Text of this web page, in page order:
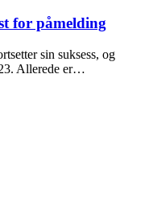
for påmelding
sin suksess, og
Allerede er…